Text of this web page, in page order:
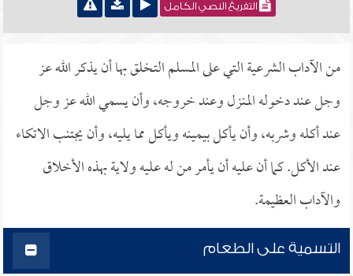
التفريغ النصي الكامل
من الآداب الشرعية التي على المسلم التخلق بها أن يذكر الله عز
وجل عند دخوله المنزل وعند خروجه، وأن يسمي الله عز وجل
عند أكله وشربه، وأن يأكل بيمينه ويأكل مما يليه، وأن يجتنب الاتكاء
عند الأكل. كما أن عليه أن يأمر من له عليه ولاية بهذه الأخلاق
والآداب العظيمة.
التسمية على الطعام